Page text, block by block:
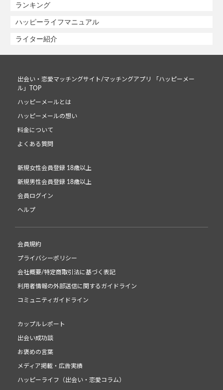
ランキング
ハッピーライフマニュアル
ライター紹介
出会い・恋愛マッチングサイト/マッチングアプリ 「ハッピーメー
ル」TOP
ハッピーメールとは
ハッピーメールの想い
料金について
よくある質問
新規女性会員登録 18歳以上
新規男性会員登録 18歳以上
会員ログイン
ヘルプ
会員規約
プライバシーポリシー
会社概要/特定商取引法に基づく表記
利用者情報の外部送信に関するガイドライン
コミュニティガイドライン
カップルレポート
出会い成功談
お褒めの言葉
メディア掲載・広告実績
ハッピーライフ（出会い・恋愛コラム）